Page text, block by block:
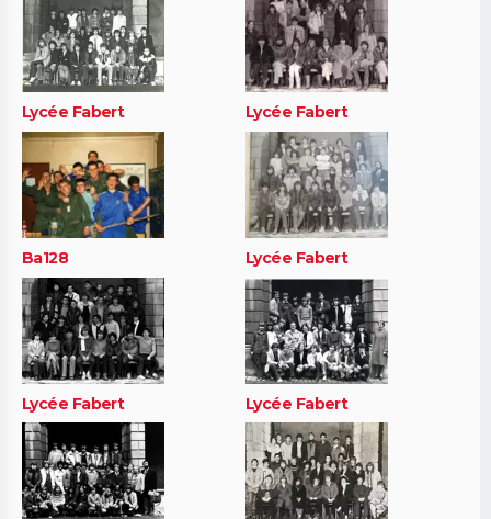
Lycée Fabert Lycée Fabert
Ba128 Lycée Fabert
Lycée Fabert Lycée Fabert